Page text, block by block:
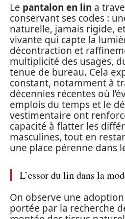
Le pantalon en lin a
conservant ses codes :
naturelle, jamais rigide,
vivante qui capte la
décontraction et
multiplicité des usages,
tenue de bureau. Cela
constant, notamment à
décennies récentes où
emplois du temps et le
vestimentaire ont
capacité à flatter les
masculines, tout en
une place pérenne dans
L’essor du lin dans la
On observe une
portée par la recherche